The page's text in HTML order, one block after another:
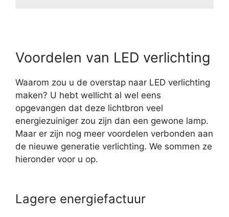
Voordelen van LED verlichting
Waarom zou u de overstap naar LED verlichting
maken? U hebt wellicht al wel eens
opgevangen dat deze lichtbron veel
energiezuiniger zou zijn dan een gewone lamp.
Maar er zijn nog meer voordelen verbonden aan
de nieuwe generatie verlichting. We sommen ze
hieronder voor u op.
Lagere energiefactuur